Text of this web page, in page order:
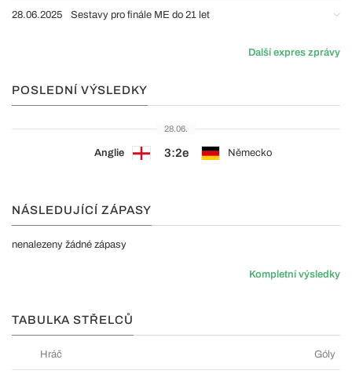
28.06.2025 Sestavy pro finále ME do 21 let
Další expres zprávy
POSLEDNÍ VÝSLEDKY
28.06.
Anglie 3:2e Německo
NÁSLEDUJÍCÍ ZÁPASY
nenalezeny žádné zápasy
Kompletní výsledky
TABULKA STŘELCŮ
Hráč Góly